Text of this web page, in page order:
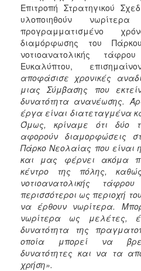
Επιτροπή Στρατηγικού
υλοποιηθούν
προγραμματισμένο
διαμόρφωσης του
νοτιοανατολικής
Ευκαλύπτου,
αποφάσισε χρονικές
μιας Σύμβασης που
δυνατότητα ανανέωσης.
έργα είναι διατεταγμένα
Όμως, κρίναμε ότι δύο
αφορούν διαμορφώσεις
Πάρκο Νεολαίας που είναι
και μας φέρνει ακόμα
κέντρο της πόλης,
νοτιοανατολικής
περισσότεροι ως περιοχή
να έρθουν νωρίτερα.
νωρίτερα ως μελέτες,
δυνατότητα της
οποία μπορεί να
δυνατότητες και να τα
χρήση».